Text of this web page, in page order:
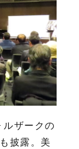
ザークの
披露。美